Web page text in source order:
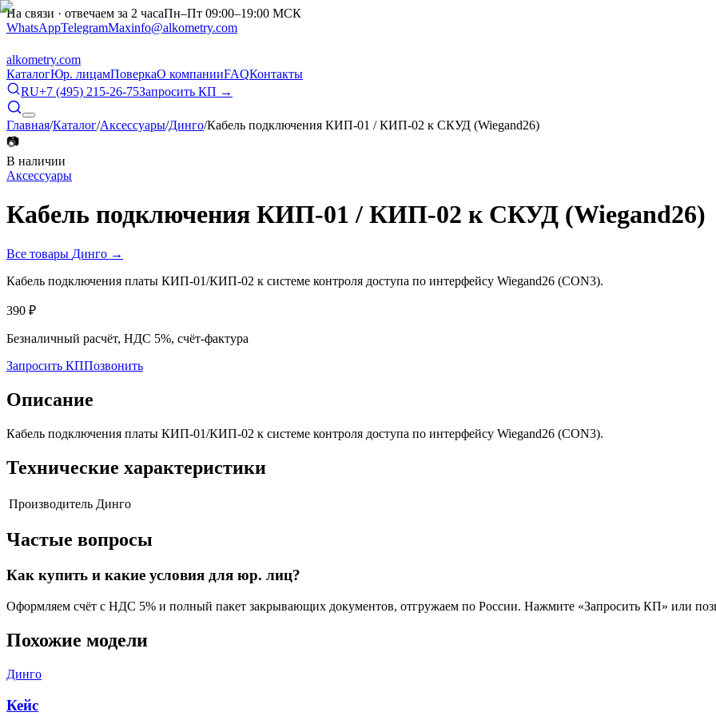
На связи · отвечаем за 2 часаПн–Пт 09:00–19:00 МСК
WhatsAppTelegramMaxinfo@alkometry.com
alkometry.com
КаталогЮр. лицамПоверкаО компанииFAQКонтакты
RU+7 (495) 215-26-75Запросить КП →
Главная/Каталог/Аксессуары/Динго/Кабель подключения КИП-01 / КИП-02 к СКУД (Wiegand26)
📷
В наличии
Аксессуары
Кабель подключения КИП-01 / КИП-02 к СКУД (Wiegand26)
Все товары Динго →
Кабель подключения платы КИП-01/КИП-02 к системе контроля доступа по интерфейсу Wiegand26 (CON3).
390 ₽
Безналичный расчёт, НДС 5%, счёт-фактура
Запросить КППозвонить
Описание
Кабель подключения платы КИП-01/КИП-02 к системе контроля доступа по интерфейсу Wiegand26 (CON3).
Технические характеристики
Производитель Динго
Частые вопросы
Как купить и какие условия для юр. лиц?
Оформляем счёт с НДС 5% и полный пакет закрывающих документов, отгружаем по России. Нажмите «Запросить КП» или
Похожие модели
Динго
Кейс